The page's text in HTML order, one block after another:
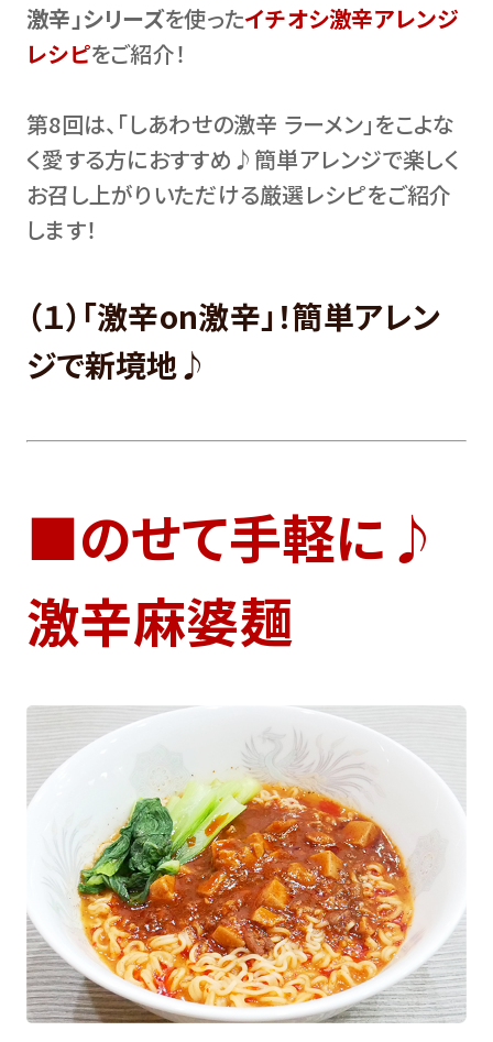
激辛」シリーズを使ったイチオシ激辛アレンジ
レシピをご紹介！
第8回は、「しあわせの激辛 ラーメン」をこよな
く愛する方におすすめ♪簡単アレンジで楽しく
お召し上がりいただける厳選レシピをご紹介
します！
（１）「激辛on激辛」！簡単アレン
ジで新境地♪
■のせて手軽に♪
激辛麻婆麺